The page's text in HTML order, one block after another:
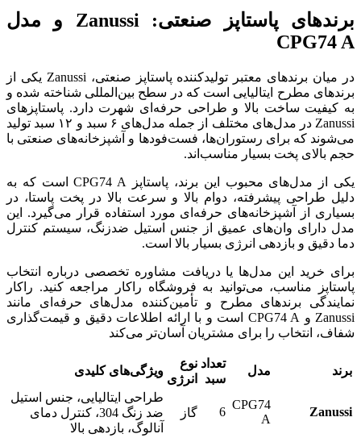
برندهای پاستاپز صنعتی: Zanussi و مدل
CPG74 A
در میان برندهای معتبر تولیدکننده پاستاپز صنعتی، Zanussi یکی از
برندهای مطرح ایتالیایی است که در سطح بین‌المللی شناخته شده و
به کیفیت ساخت بالا و طراحی حرفه‌ای شهرت دارد. پاستاپزهای
Zanussi در مدل‌های مختلف از جمله مدل‌های ۶ سبد و ۱۲ سبد تولید
می‌شوند که برای رستوران‌ها، فست‌فودها و آشپزخانه‌های صنعتی با
حجم بالای پخت بسیار مناسب‌اند.
یکی از مدل‌های محبوب این برند، پاستاپز CPG74 A است که به
دلیل طراحی پیشرفته، دوام بالا و سرعت بالا در پخت پاستا، در
بسیاری از آشپزخانه‌های حرفه‌ای مورد استفاده قرار می‌گیرد. این
مدل دارای وان‌های عمیق از جنس استیل ضدزنگ، سیستم کنترل
دما دقیق و بازدهی انرژی بسیار بالا است.
برای خرید این مدل‌ها یا دریافت مشاوره تخصصی درباره انتخاب
پاستاپز مناسب، می‌توانید به فروشگاه راکار مراجعه کنید. راکار
نمایندگی برندهای مطرح و تأمین‌کننده مدل‌های حرفه‌ای مانند
Zanussi و CPG74 A است و با ارائه اطلاعات دقیق و قیمت‌گذاری
شفاف، انتخاب را برای مشتریان آسان‌تر می‌کند
برند مدل
تعداد
سبد
نوع
انرژی
ویژگی‌های کلیدی
Zanussi
CPG74
A
6 گاز
طراحی ایتالیایی، جنس استیل
ضد زنگ 304، کنترل دمای
آنالوگ، بازدهی بالا